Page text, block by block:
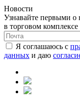
Новости
Узнавайте первыми о
в торговом
Я соглашаюсь с
данных и даю